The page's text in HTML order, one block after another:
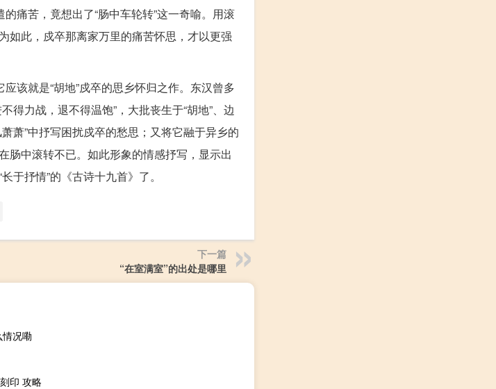
痛苦，竟想出了“肠中车轮转”这一奇喻。用滚
如此，戍卒那离家万里的痛苦怀思，才以更强
该就是“胡地”戍卒的思乡怀归之作。东汉曾多
得力战，退不得温饱”，大批丧生于“胡地”、边
萧”中抒写困扰戍卒的愁思；又将它融于异乡的
肠中滚转不已。如此形象的情感抒写，显示出
于抒情”的《古诗十九首》了。
下一篇
“在室满室”的出处是哪里
况嘞
印 攻略